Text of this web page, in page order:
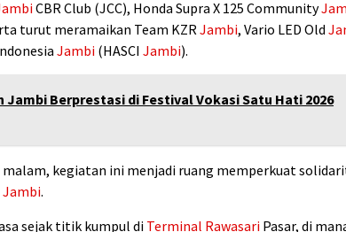
CBR Club (JCC), Honda Supra X 125 Community
turut meramaikan Team KZRJambi, Vario LED Old
Jambi (HASCI Jambi).
Jambi Berprestasi di Festival Vokasi Satu Hati 2026
kegiatan ini menjadi ruang memperkuat
Jambi.
sejak titik kumpul di Terminal Rawasari Pasar, di